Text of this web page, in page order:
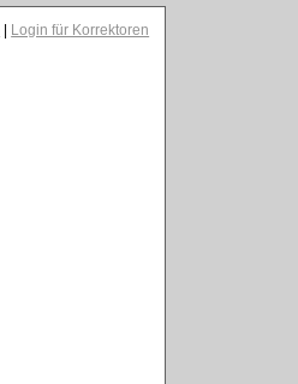
Login für Korrektoren